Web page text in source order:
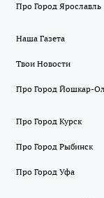
Про Город Ярославль
Наша Газета
Твои Новости
Про Город Йошкар-
Про Город Курск
Про Город Рыбинск
Про Город Уфа